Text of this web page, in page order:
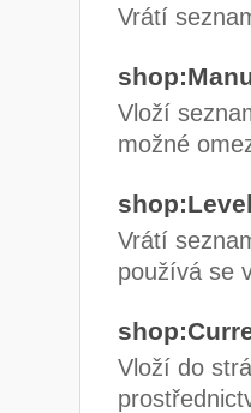
Vrátí
Vloží
možné
Vrátí
používá se
Vloží do